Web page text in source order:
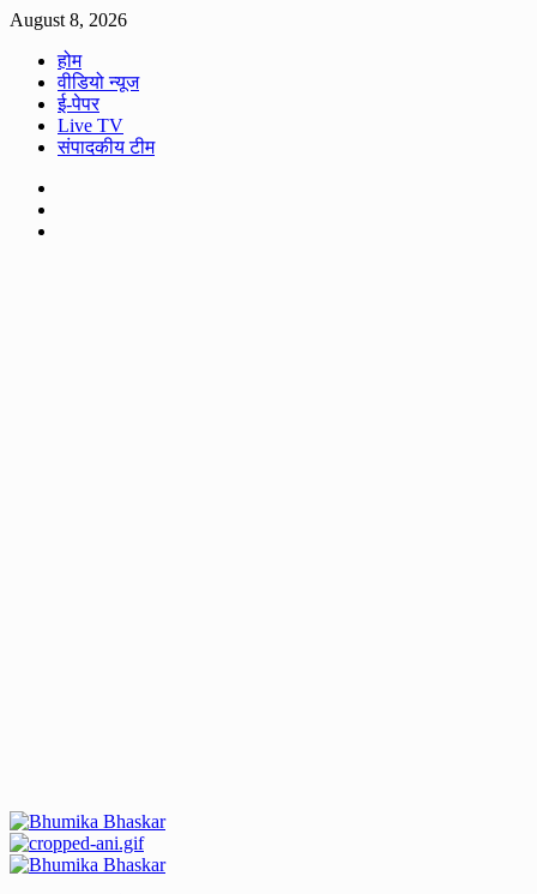
Skip
content
August 8, 2026
होम
वीडियो न्यूज
ई-पेपर
Live TV
संपादकीय टीम
Primary